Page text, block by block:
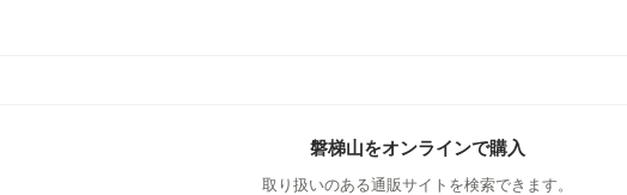
磐梯山をオンラインで購入
取り扱いのある通販サイトを検索できます。